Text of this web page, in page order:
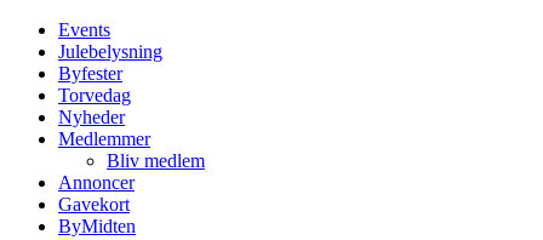
Events
Julebelysning
Byfester
Torvedag
Nyheder
Medlemmer
Bliv medlem
Annoncer
Gavekort
ByMidten